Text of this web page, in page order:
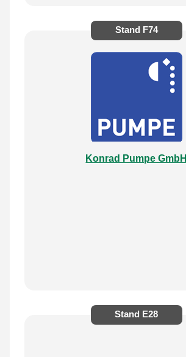
Stand F74
Konrad Pumpe GmbH
Stand E28